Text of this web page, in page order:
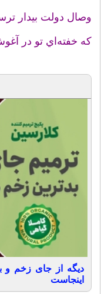
وصال دولت بيدار
که خفته‌اي تو در
دیگه از جای زخم
اینجاست